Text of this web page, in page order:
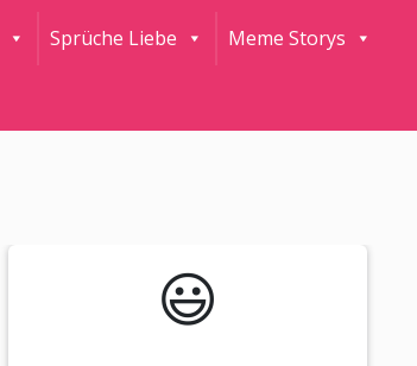
Sprüche Liebe Meme Storys
😃️